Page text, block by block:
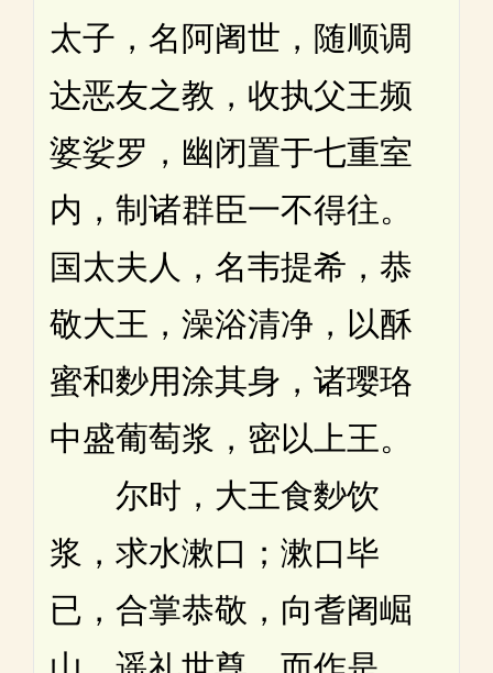
太子，名阿阇世，随顺调
达恶友之教，收执父王频
婆娑罗，幽闭置于七重室
内，制诸群臣一不得往。
国太夫人，名韦提希，恭
敬大王，澡浴清净，以酥
蜜和麨用涂其身，诸璎珞
中盛葡萄浆，密以上王。
尔时，大王食麨饮
浆，求水漱口；漱口毕
已，合掌恭敬，向耆阇崛